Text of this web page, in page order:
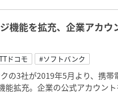
機能を拡充、企業アカウ
ドコモ #ソフトバンク
の3社が2019年5月より、携
拡充。企業の公式アカウント